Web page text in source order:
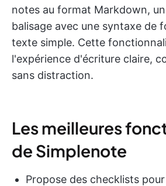
notes au format Markdown,
balisage avec une syntaxe de
texte simple. Cette
l'expérience d'écriture claire,
sans distraction.
Les meilleures
de Simplenote
Propose des checklists